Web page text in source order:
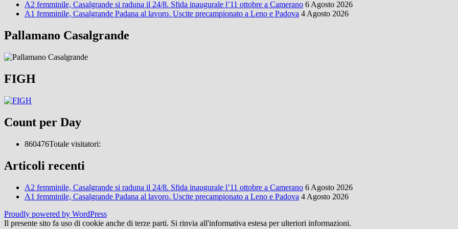
A2 femminile, Casalgrande si raduna il 24/8. Sfida inaugurale l’11 ottobre a Camerano 6 Agosto 2026
A1 femminile, Casalgrande Padana al lavoro. Uscite precampionato a Leno e Padova 4 Agosto 2026
Pallamano Casalgrande
FIGH
Count per Day
860476Totale visitatori:
Articoli recenti
A2 femminile, Casalgrande si raduna il 24/8. Sfida inaugurale l’11 ottobre a Camerano 6 Agosto 2026
A1 femminile, Casalgrande Padana al lavoro. Uscite precampionato a Leno e Padova 4 Agosto 2026
Proudly powered by WordPress
Il presente sito fa uso di cookie anche di terze parti. Si rinvia all'informativa estesa per ulteriori informazioni.